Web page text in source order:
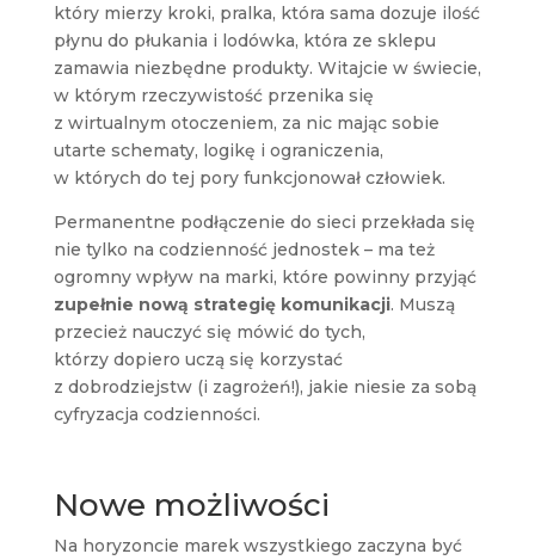
który mierzy kroki, pralka, która sama dozuje ilość
płynu do płukania i lodówka, która ze sklepu
zamawia niezbędne produkty. Witajcie w świecie,
w którym rzeczywistość przenika się
z wirtualnym otoczeniem, za nic mając sobie
utarte schematy, logikę i ograniczenia,
w których do tej pory funkcjonował człowiek.
Permanentne podłączenie do sieci przekłada się
nie tylko na codzienność jednostek – ma też
ogromny wpływ na marki, które powinny przyjąć
zupełnie nową strategię komunikacji. Muszą
przecież nauczyć się mówić do tych,
którzy dopiero uczą się korzystać
z dobrodziejstw (i zagrożeń!), jakie niesie za sobą
cyfryzacja codzienności.
Nowe możliwości
Na horyzoncie marek wszystkiego zaczyna być